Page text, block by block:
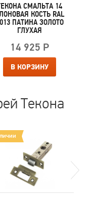
СМАЛЬТА 14
КОСТЬ RAL
ПАТИНА ЗОЛОТО
ГЛУХАЯ
14 925 Р
В КОРЗИНУ
Текона